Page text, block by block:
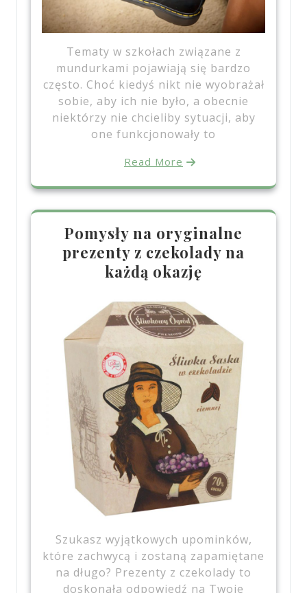
Tematy w szkołach związane z
mundurkami pojawiają się bardzo
często. Choć kiedyś nikt nie wyobrażał
sobie, aby ich nie było, a obecnie
niektórzy nie chcieliby sytuacji, aby
one funkcjonowały to
Read More
Pomysły na oryginalne
prezenty z czekolady na
każdą okazję
Szukasz wyjątkowych upominków,
które zachwycą i zostaną zapamiętane
na długo? Prezenty z czekolady to
doskonała odpowiedź na Twoje